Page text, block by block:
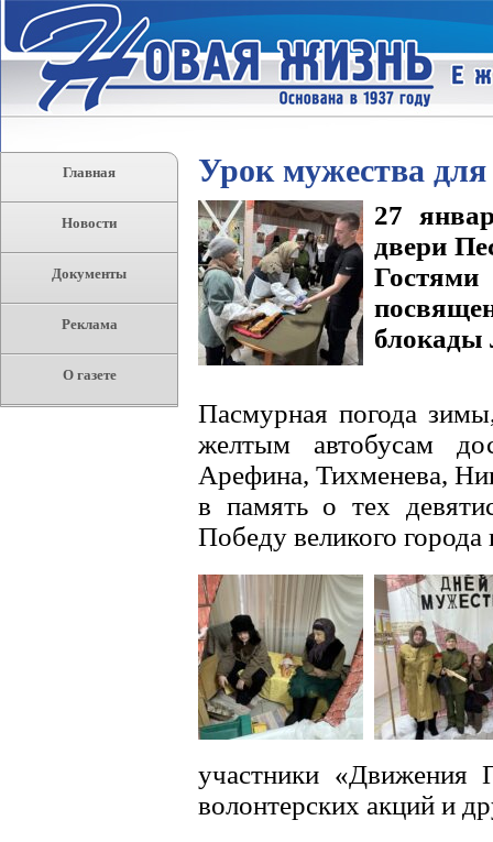
Главная
Новости
Документы
Реклама
О газете
Урок мужества
27
двери
блокады
Пасмурная погода
желтым автобусам
Арефина, Тихменева,
в память о тех
Победу великого города
участники «Движения
волонтерских акций и